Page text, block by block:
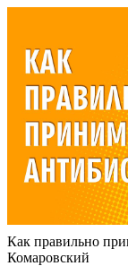
Как правильно
Комаровский